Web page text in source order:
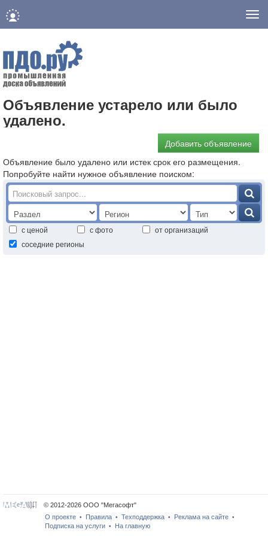
Объявление устарело или было
удалено.
Добавить объявление
Объявление было удалено или истек срок его размещения.
Попробуйте найти нужное объявление поиском:
с ценой с фото
от организаций
соседние регионы
© 2012-2026 ООО "Мегасофт"
О проекте • Правила • Техподдержка • Реклама на сайте •
Подписка на услуги • На главную